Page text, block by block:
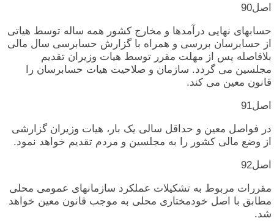
اصل‏90
حسابهای‏ نهایی‏ درآمدها و مخارج‏ کشور همه‏ ساله‏ توسط هیاتی‏
از حسابرسان‏ بررسی‏ و همراه‏ با گزارش‏ حسابرسی‏ سال‏ مالی‏
بلافاصله‏ پس‏ از مهلت‏ مقرر توسط هیات‏ وزیران‏ تقدیم‏
مجلسین‏ می‏ گردد. سازمان‏ و صلاحیت‏ هیات‏ حسابرسان‏ را
قانون‏ معین‏ می‏ کند.
اصل‏91
در فواصل‏ معین‏ و حداقل‏ سالی‏ یک‏ بار، هیات‏ وزیران‏ گزارشی‏
از وضع مالی‏ کشور را به‏ مجلسین‏ و مردم‏ تقدیم‏ خواهد نمود.
اصل‏92
مقررات‏ مربوط به‏ تشکیلات‏ عملکرد سازمانهای‏ عمومی‏ محلی‏
مطابق‏ با اصل‏ خودمختاری‏ محلی‏ به‏ موجب‏ قانون‏ معین‏ خواهد
شد.